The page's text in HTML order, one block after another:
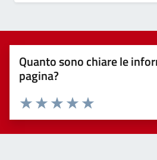
Quanto sono chiare le
pagina?
Valuta 5 stelle su 5
Valuta 4 stelle su 5
Valuta 3 stelle su 5
Valuta 2 stelle su 5
Valuta 1 stelle su 5